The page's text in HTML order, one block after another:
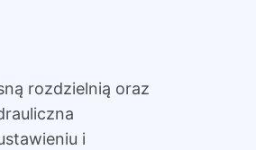
rozdzielnią oraz
i